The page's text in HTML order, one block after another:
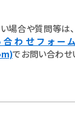
場合や質問等は
わせフォーム
でお問い合わせ